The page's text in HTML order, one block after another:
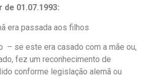
01.07.1993:
era passada aos filhos
– se este era casado com a mãe ou,
fez um reconhecimento de
conforme legislação alemã ou